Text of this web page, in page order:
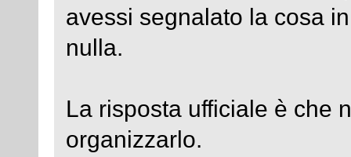
avessi segnalato la cosa
nulla.
La risposta ufficiale è che
organizzarlo.